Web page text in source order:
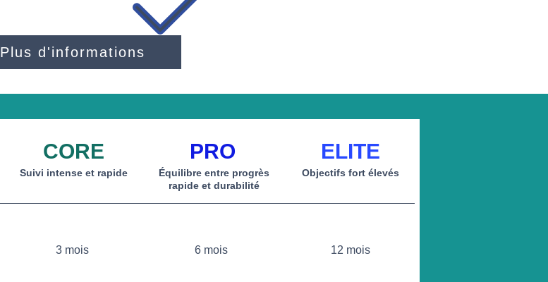
Plus d'informations
CORE
Suivi intense et rapide
PRO
Équilibre entre progrès
rapide et durabilité
ELITE
Objectifs fort élevés
3 mois 6 mois 12 mois